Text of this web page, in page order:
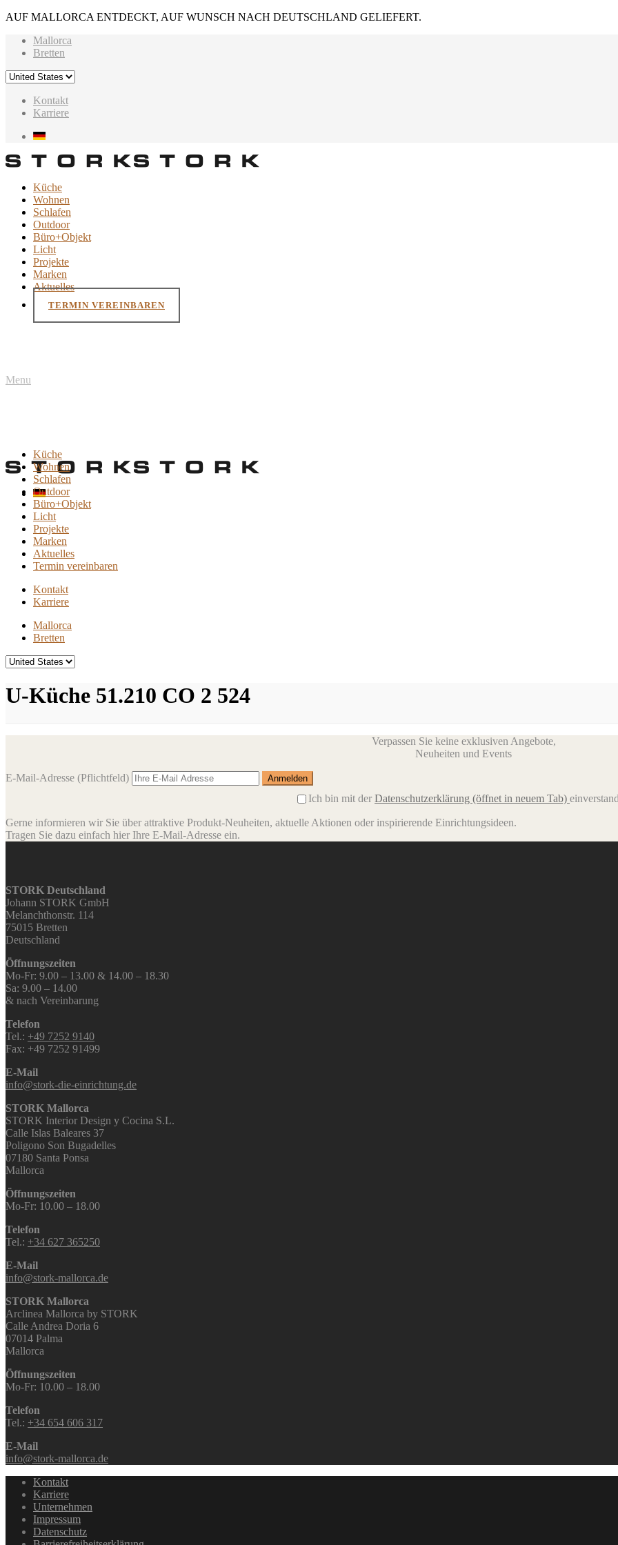
AUF MALLORCA ENTDECKT, AUF WUNSCH NACH DEUTSCHLAND GELIEFERT.
Mallorca
Bretten
Kontakt
Karriere
Küche
Wohnen
Schlafen
Outdoor
Büro+Objekt
Licht
Projekte
Marken
Aktuelles
TERMIN VEREINBAREN
Menu
Küche
Wohnen
Schlafen
Outdoor
Büro+Objekt
Licht
Projekte
Marken
Aktuelles
Termin vereinbaren
Kontakt
Karriere
Mallorca
Bretten
U-Küche 51.210 CO 2 524
Verpassen Sie keine exklusiven Angebote,
Neuheiten und Events
E-Mail-Adresse (Pflichtfeld)
Ich bin mit der Datenschutzerklärung (öffnet in neuem Tab)
Gerne informieren wir Sie über attraktive Produkt-Neuheiten, aktuelle Aktionen oder inspirierende Einrichtungsideen.
Tragen Sie dazu einfach hier Ihre E-Mail-Adresse ein.
STORK Deutschland
Johann STORK GmbH
Melanchthonstr. 114
75015 Bretten
Deutschland
Öffnungszeiten
Mo-Fr: 9.00 – 13.00 & 14.00 – 18.30
Sa: 9.00 – 14.00
& nach Vereinbarung
Telefon
Tel.: +49 7252 9140
Fax: +49 7252 91499
E-Mail
info@stork-die-einrichtung.de
STORK Mallorca
STORK Interior Design y Cocina S.L.
Calle Islas Baleares 37
Poligono Son Bugadelles
07180 Santa Ponsa
Mallorca
Öffnungszeiten
Mo-Fr: 10.00 – 18.00
Telefon
Tel.: +34 627 365250
E-Mail
info@stork-mallorca.de
STORK Mallorca
Arclinea Mallorca by STORK
Calle Andrea Doria 6
07014 Palma
Mallorca
Öffnungszeiten
Mo-Fr: 10.00 – 18.00
Telefon
Tel.: +34 654 606 317
E-Mail
info@stork-mallorca.de
Kontakt
Karriere
Unternehmen
Impressum
Datenschutz